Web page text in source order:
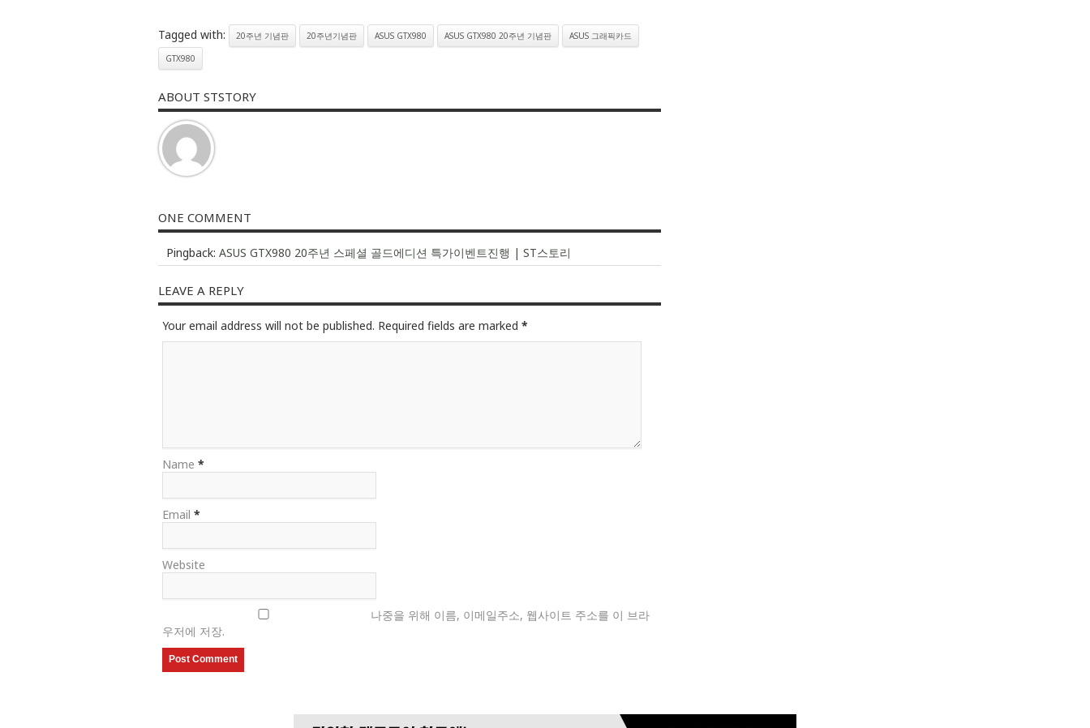
Tagged with: 20주년 기념판 20주년기념판 ASUS GTX980 ASUS GTX980 20주년 기념판
ASUS 그래픽카드
GTX980
ABOUT STSTORY
ONE COMMENT
Pingback: ASUS GTX980 20주년 스페셜 골드에디션 특가이벤트진행 | ST스토리
LEAVE A REPLY
Your email address will not be published. Required fields are marked *
Name *
Email *
Website
나중을 위해 이름, 이메일주소, 웹사이트 주소를 이 브라
우저에 저장.